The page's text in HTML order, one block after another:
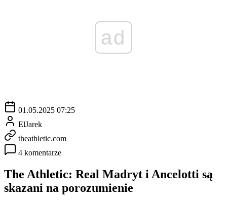
ad
01.05.2025 07:25
ElJarek
theathletic.com
4 komentarze
The Athletic: Real Madryt i Ancelotti są
skazani na porozumienie